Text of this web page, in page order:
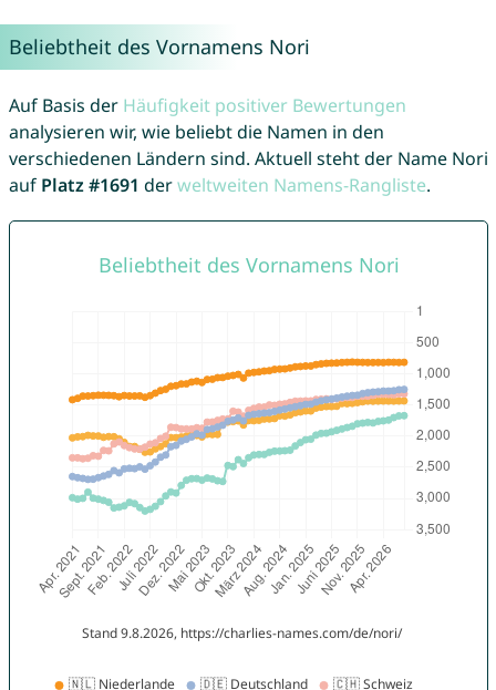
Beliebtheit des Vornamens Nori
Auf Basis der Häufigkeit positiver Bewertungen
analysieren wir, wie beliebt die Namen in den
verschiedenen Ländern sind. Aktuell steht der Name Nori
auf Platz #1691 derweltweiten Namens-Rangliste.